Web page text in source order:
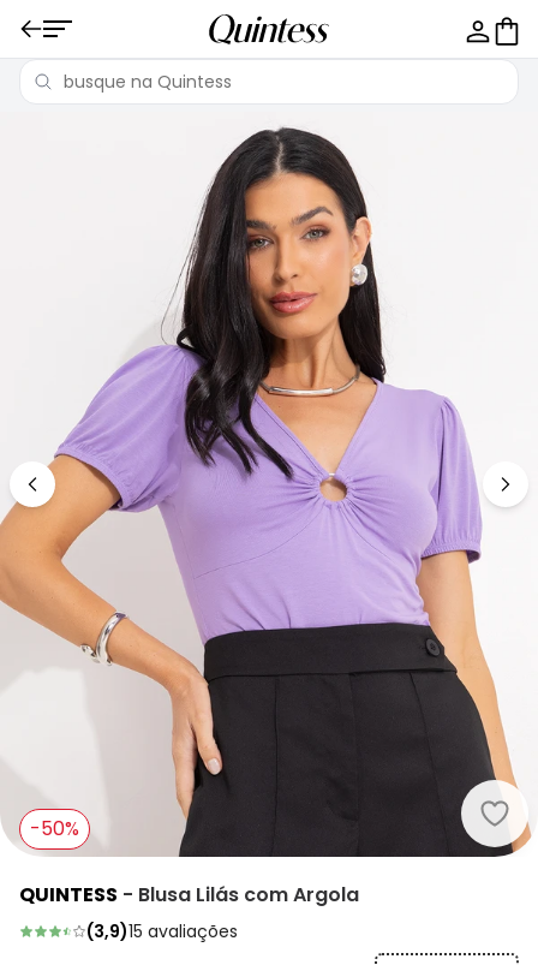
-50%
QUINTESS - Blusa Lilás com Argola
(3,9)15 avaliações